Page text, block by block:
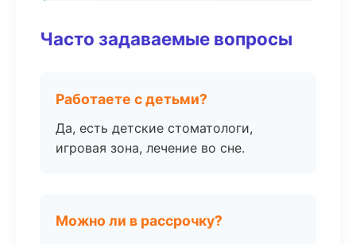
Часто задаваемые вопросы
Работаете с детьми?
Да, есть детские стоматологи,
игровая зона, лечение во сне.
Можно ли в рассрочку?